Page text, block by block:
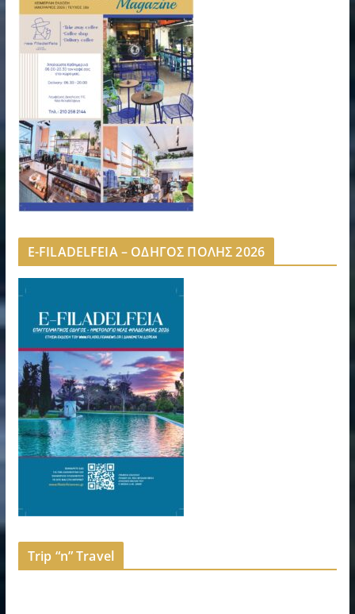
E-FILADELFEIA – ΟΔΗΓΟΣ ΠΟΛΗΣ 2026
Trip “n” Travel